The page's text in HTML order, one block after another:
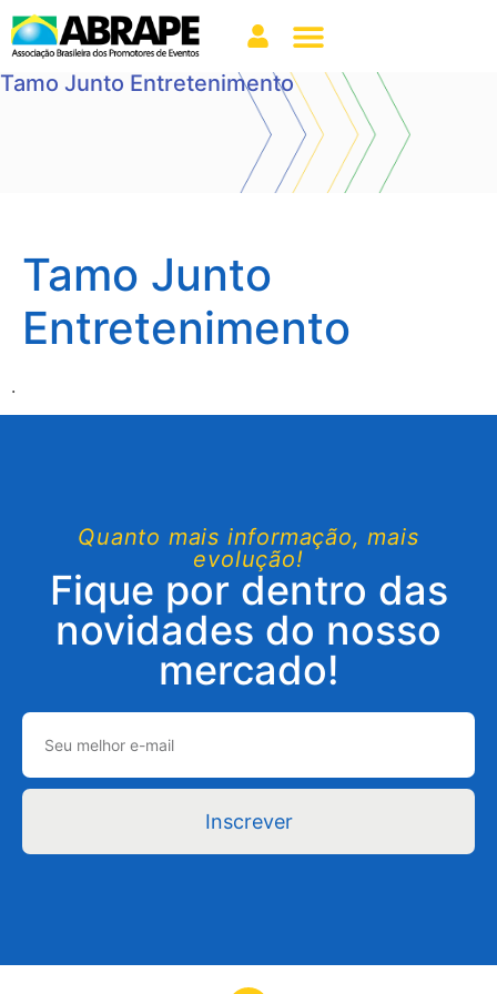
Tamo Junto Entretenimento
Tamo Junto
Entretenimento
.
Quanto mais informação, mais
evolução!
Fique por dentro das
novidades do nosso
mercado!
Inscrever